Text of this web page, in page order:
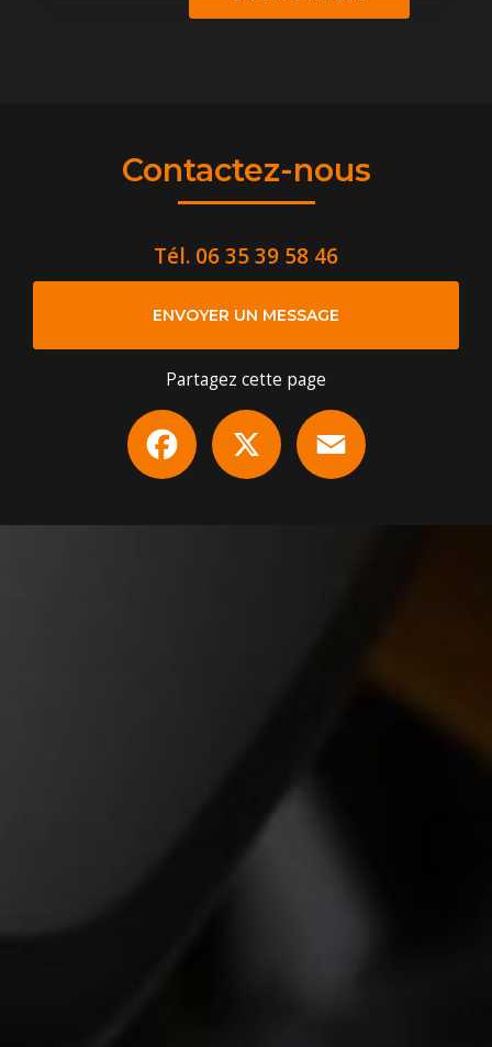
Contactez-nous
Tél. 06 35 39 58 46
ENVOYER UN MESSAGE
Partagez cette page
Facebook